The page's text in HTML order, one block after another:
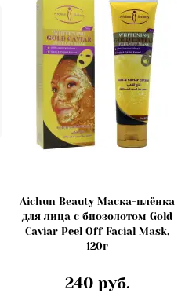
Aichun Beauty Маска-плёнка
для лица с биозолотом Gold
Caviar Peel Off Facial Mask,
120г
240 руб.